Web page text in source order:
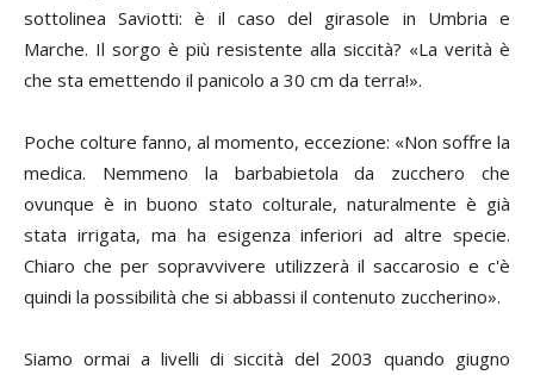
sottolinea Saviotti: è il caso del girasole in Umbria e
Marche. Il sorgo è più resistente alla siccità? «La verità è
che sta emettendo il panicolo a 30 cm da terra!».
Poche colture fanno, al momento, eccezione: «Non soffre la
medica. Nemmeno la barbabietola da zucchero che
ovunque è in buono stato colturale, naturalmente è già
stata irrigata, ma ha esigenza inferiori ad altre specie.
Chiaro che per sopravvivere utilizzerà il saccarosio e c'è
quindi la possibilità che si abbassi il contenuto zuccherino».
Siamo ormai a livelli di siccità del 2003 quando giugno